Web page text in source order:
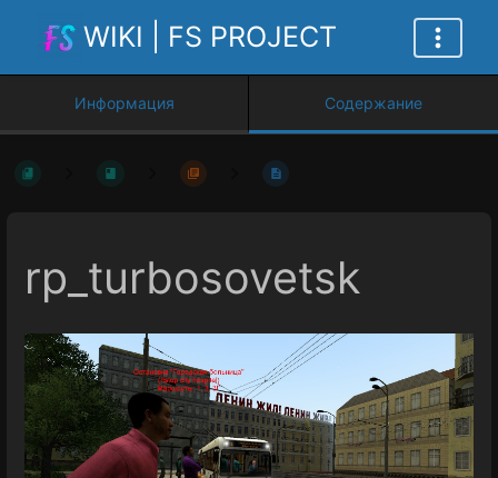
WIKI | FS PROJECT
Информация Содержание
rp_turbosovetsk